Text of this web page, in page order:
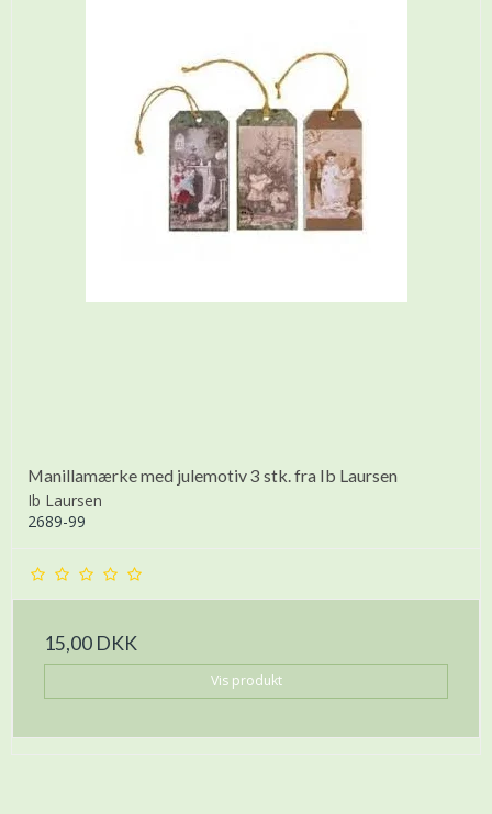
Manillamærke med julemotiv 3 stk. fra Ib Laursen
Ib Laursen
2689-99
15,00 DKK
Vis produkt